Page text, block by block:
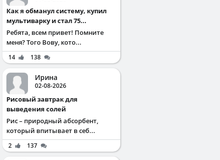
Как я обманул систему, купил
мультиварку и стал 75...
Ребята, всем привет! Помните
меня? Того Вову, кото...
14 138
Ирина
02-08-2026
Рисовый завтрак для
выведения солей
Рис – природный абсорбент,
который впитывает в себ...
2 137